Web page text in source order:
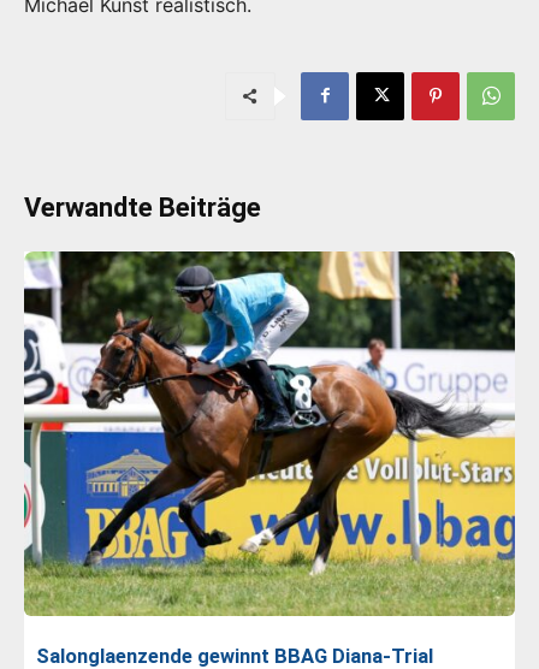
Verwandte Beiträge
Salonglaenzende gewinnt BBAG Diana-Trial